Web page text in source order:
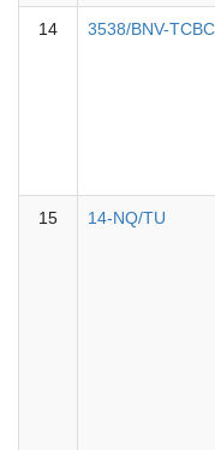
14 3538/BNV-TCBC
15 14-NQ/TU